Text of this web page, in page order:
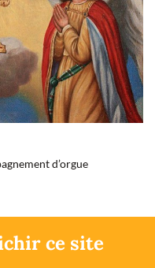
d’orgue
ce site